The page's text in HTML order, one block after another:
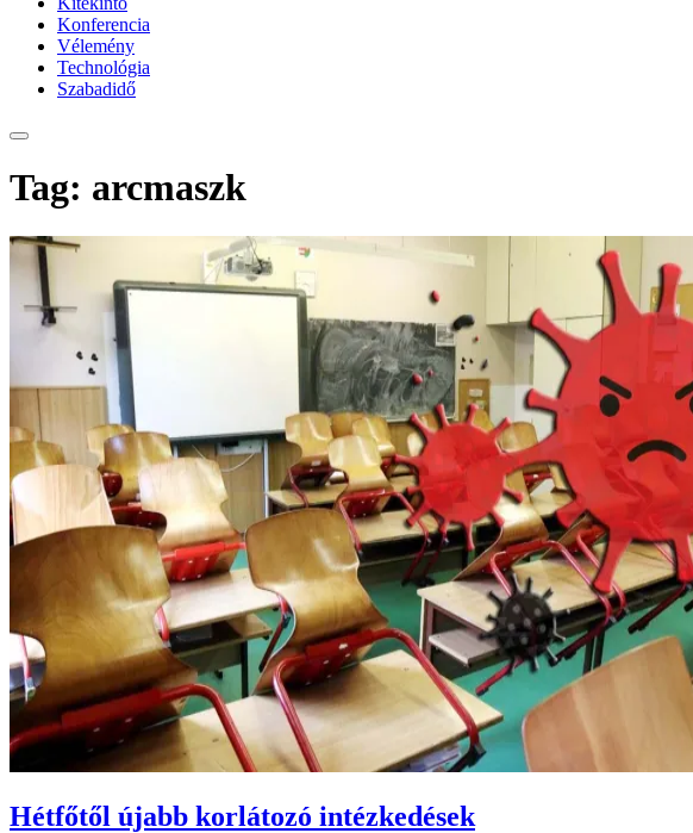
Konferencia
Vélemény
Technológia
Szabadidő
Tag: arcmaszk
Hétfőtől újabb korlátozó intézkedések